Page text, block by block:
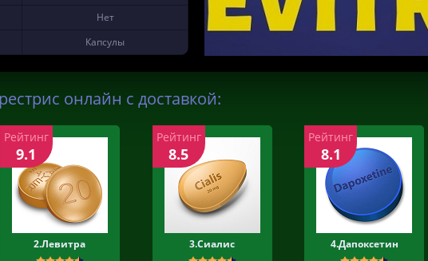
Нет
Капсулы
онлайн с доставкой:
2.Левитра
Рейтинг
9.1
3.Сиалис
Рейтинг
8.5
4.Дапоксетин
Рейтинг
8.1